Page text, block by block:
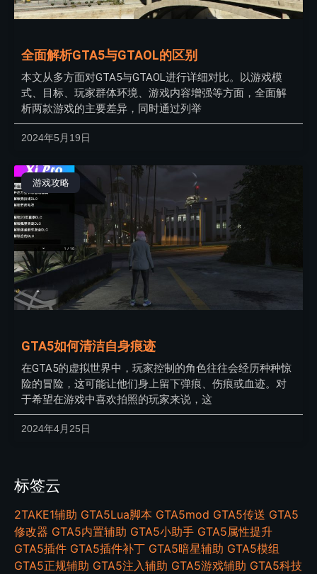
全面解析GTA5与GTAOL的区别
本文从多方面对GTA5与GTAOL进行详细对比。以游戏模
式、目标、玩家群体环境、游戏内容增强等方面，全面解
析两款游戏的主要差异，同时通过列举
2024年5月19日
游戏攻略
GTA5如何清洁自身痕迹
在GTA5的虚拟世界中，玩家控制的角色往往会经历种种惊
险的冒险，这可能让他们身上留下弹痕、伤痕或血迹。对
于希望在游戏中喜欢拍照的玩家来说，这
2024年4月25日
标签云
2TAKE1辅助 GTA5Lua脚本 GTA5mod GTA5传送 GTA5
修改器 GTA5内置辅助 GTA5小助手 GTA5属性提升
GTA5插件 GTA5插件补丁 GTA5暗星辅助 GTA5模组
GTA5正规辅助 GTA5注入辅助 GTA5游戏辅助 GTA5科技